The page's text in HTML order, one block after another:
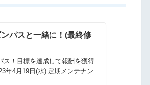
パスと一緒に！(最終修
ス！目標を達成して報酬を獲得
年4月19日(水) 定期メンテナン